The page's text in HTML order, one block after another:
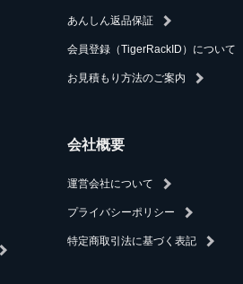
あんしん返品保証
会員登録（TigerRackID）について
お見積もり方法のご案内
会社概要
運営会社について
プライバシーポリシー
特定商取引法に基づく表記